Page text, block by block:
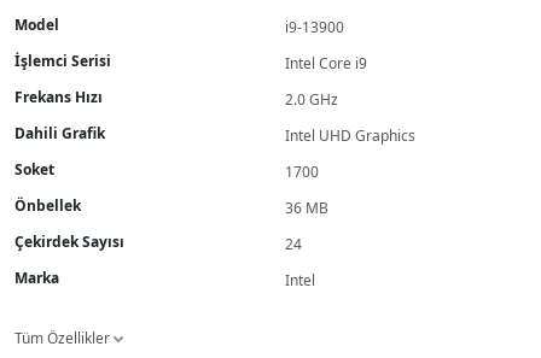
Model
i9-13900
İşlemci Serisi
Intel Core i9
Frekans Hızı
2.0 GHz
Dahili Grafik
Intel UHD Graphics
Soket
1700
Önbellek
36 MB
Çekirdek Sayısı
24
Marka
Intel
Tüm Özellikler